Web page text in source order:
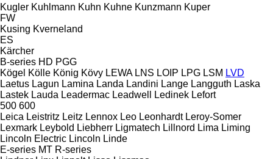
Kugler Kuhlmann Kuhn Kuhne Kunzmann Kuper
FW
Kusing Kverneland
ES
Kärcher
B-series HD PGG
Kögel Kölle König Kövy LEWA LNS LOIP LPG LSM LVD
Laetus Lagun Lamina Landa Landini Lange Langguth Laska
Lastek Lauda Leadermac Leadwell Ledinek Lefort
500 600
Leica Leistritz Leitz Lennox Leo Leonhardt Leroy-Somer
Lexmark Leybold Liebherr Ligmatech Lillnord Lima Liming
Lincoln Electric Lincoln Linde
E-series MT R-series